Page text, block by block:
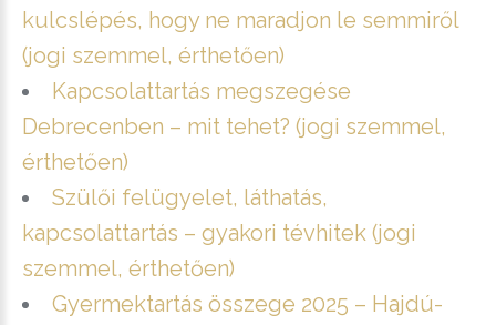
kulcslépés, hogy ne maradjon le semmiről
(jogi szemmel, érthetően)
Kapcsolattartás megszegése
Debrecenben – mit tehet? (jogi szemmel,
érthetően)
Szülői felügyelet, láthatás,
kapcsolattartás – gyakori tévhitek (jogi
szemmel, érthetően)
Gyermektartás összege 2025 – Hajdú-